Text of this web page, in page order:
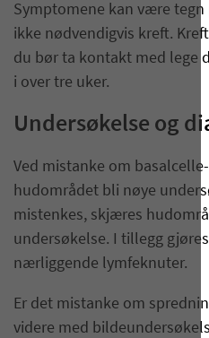
Symptomene kan være
ikke nødvendigvis kreft.
du bør ta kontakt med lege
i over tre uker.
Undersøkelse og
Ved mistanke om
hudområdet bli nøye
mistenkes, skjæres
undersøkelse. I tillegg
nærliggende lymfeknuter.
Er det mistanke om
videre med